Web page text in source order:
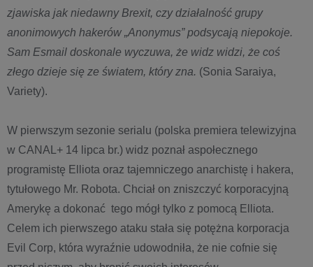
zjawiska jak niedawny Brexit, czy działalność grupy
anonimowych hakerów „Anonymus” podsycają niepokoje.
Sam Esmail doskonale wyczuwa, że widz widzi, że coś
złego dzieje się ze światem, który zna. (Sonia Saraiya,
Variety).
W pierwszym sezonie serialu (polska premiera telewizyjna
w CANAL+ 14 lipca br.) widz poznał aspołecznego
programistę Elliota oraz tajemniczego anarchistę i hakera,
tytułowego Mr. Robota. Chciał on zniszczyć korporacyjną
Amerykę a dokonać tego mógł tylko z pomocą Elliota.
Celem ich pierwszego ataku stała się potężna korporacja
Evil Corp, która wyraźnie udowodniła, że nie cofnie się